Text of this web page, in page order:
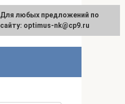
Русский
Для любых предложений по
сайту: [email protected]
Для любых предложений по
сайту: optimus-nk@cp9.ru